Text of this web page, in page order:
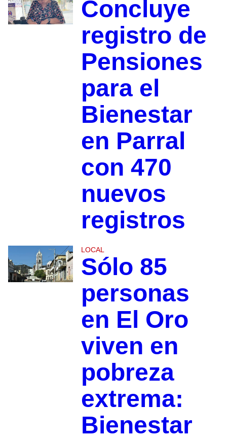
Concluye
registro de
Pensiones
para el
Bienestar
en Parral
con 470
nuevos
registros
LOCAL
Sólo 85
personas
en El Oro
viven en
pobreza
extrema:
Bienestar